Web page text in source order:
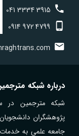
041 33343915
0914 9724799
درباره شبکه
پژوهشگران
جامعه علمی به